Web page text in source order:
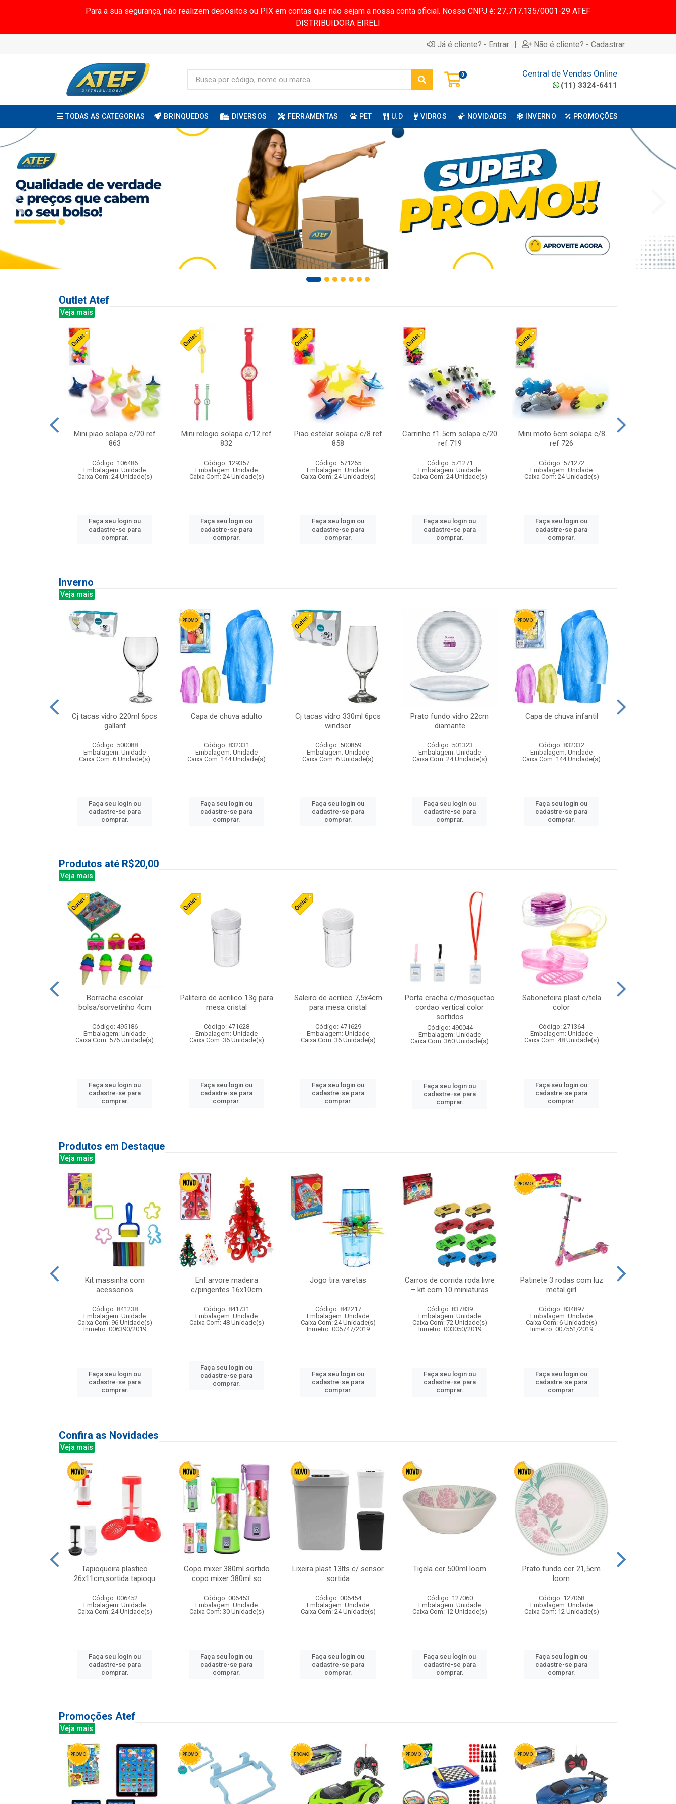
Para a sua segurança, não realizem depósitos ou PIX em contas que não sejam a nossa conta oficial. Nosso CNPJ é: 27.717.135/0001-29 ATEF
DISTRIBUIDORA EIRELI
Já é cliente? - Entrar | Não é cliente? - Cadastrar
0 Central de Vendas Online
(11) 3324-6411
TODAS AS CATEGORIAS BRINQUEDOS DIVERSOS FERRAMENTAS PET U.D VIDROS NOVIDADES INVERNO PROMOÇÕES
Outlet Atef
Veja mais
Mini piao solapa c/20 ref
863
Código: 106486
Embalagem: Unidade
Caixa Com: 24 Unidade(s)
Faça seu login ou
cadastre-se para
comprar.
Mini relogio solapa c/12 ref
832
Código: 129357
Embalagem: Unidade
Caixa Com: 24 Unidade(s)
Faça seu login ou
cadastre-se para
comprar.
Piao estelar solapa c/8 ref
858
Código: 571265
Embalagem: Unidade
Caixa Com: 24 Unidade(s)
Faça seu login ou
cadastre-se para
comprar.
Carrinho f1 5cm solapa c/20
ref 719
Código: 571271
Embalagem: Unidade
Caixa Com: 24 Unidade(s)
Faça seu login ou
cadastre-se para
comprar.
Mini moto 6cm solapa c/8
ref 726
Código: 571272
Embalagem: Unidade
Caixa Com: 24 Unidade(s)
Faça seu login ou
cadastre-se para
comprar.
Inverno
Veja mais
Cj tacas vidro 220ml 6pcs
gallant
Código: 500088
Embalagem: Unidade
Caixa Com: 6 Unidade(s)
Faça seu login ou
cadastre-se para
comprar.
Capa de chuva adulto
Código: 832331
Embalagem: Unidade
Caixa Com: 144 Unidade(s)
Faça seu login ou
cadastre-se para
comprar.
Cj tacas vidro 330ml 6pcs
windsor
Código: 500859
Embalagem: Unidade
Caixa Com: 6 Unidade(s)
Faça seu login ou
cadastre-se para
comprar.
Prato fundo vidro 22cm
diamante
Código: 501323
Embalagem: Unidade
Caixa Com: 24 Unidade(s)
Faça seu login ou
cadastre-se para
comprar.
Capa de chuva infantil
Código: 832332
Embalagem: Unidade
Caixa Com: 144 Unidade(s)
Faça seu login ou
cadastre-se para
comprar.
Produtos até R$20,00
Veja mais
Borracha escolar
bolsa/sorvetinho 4cm
Código: 495186
Embalagem: Unidade
Caixa Com: 576 Unidade(s)
Faça seu login ou
cadastre-se para
comprar.
Paliteiro de acrilico 13g para
mesa cristal
Código: 471628
Embalagem: Unidade
Caixa Com: 36 Unidade(s)
Faça seu login ou
cadastre-se para
comprar.
Saleiro de acrilico 7,5x4cm
para mesa cristal
Código: 471629
Embalagem: Unidade
Caixa Com: 36 Unidade(s)
Faça seu login ou
cadastre-se para
comprar.
Porta cracha c/mosquetao
cordao vertical color
sortidos
Código: 490044
Embalagem: Unidade
Caixa Com: 360 Unidade(s)
Faça seu login ou
cadastre-se para
comprar.
Saboneteira plast c/tela
color
Código: 271364
Embalagem: Unidade
Caixa Com: 48 Unidade(s)
Faça seu login ou
cadastre-se para
comprar.
Produtos em Destaque
Veja mais
Kit massinha com
acessorios
Código: 841238
Embalagem: Unidade
Caixa Com: 96 Unidade(s)
Inmetro: 006390/2019
Faça seu login ou
cadastre-se para
comprar.
Enf arvore madeira
c/pingentes 16x10cm
Código: 841731
Embalagem: Unidade
Caixa Com: 48 Unidade(s)
Faça seu login ou
cadastre-se para
comprar.
Jogo tira varetas
Código: 842217
Embalagem: Unidade
Caixa Com: 24 Unidade(s)
Inmetro: 006747/2019
Faça seu login ou
cadastre-se para
comprar.
Carros de corrida roda livre
– kit com 10 miniaturas
Código: 837839
Embalagem: Unidade
Caixa Com: 72 Unidade(s)
Inmetro: 003050/2019
Faça seu login ou
cadastre-se para
comprar.
Patinete 3 rodas com luz
metal girl
Código: 834897
Embalagem: Unidade
Caixa Com: 6 Unidade(s)
Inmetro: 007551/2019
Faça seu login ou
cadastre-se para
comprar.
Confira as Novidades
Veja mais
Tapioqueira plastico
26x11cm,sortida tapioqu
Código: 006452
Embalagem: Unidade
Caixa Com: 24 Unidade(s)
Faça seu login ou
cadastre-se para
comprar.
Copo mixer 380ml sortido
copo mixer 380ml so
Código: 006453
Embalagem: Unidade
Caixa Com: 30 Unidade(s)
Faça seu login ou
cadastre-se para
comprar.
Lixeira plast 13lts c/ sensor
sortida
Código: 006454
Embalagem: Unidade
Caixa Com: 24 Unidade(s)
Faça seu login ou
cadastre-se para
comprar.
Tigela cer 500ml loom
Código: 127060
Embalagem: Unidade
Caixa Com: 12 Unidade(s)
Faça seu login ou
cadastre-se para
comprar.
Prato fundo cer 21,5cm
loom
Código: 127068
Embalagem: Unidade
Caixa Com: 12 Unidade(s)
Faça seu login ou
cadastre-se para
comprar.
Promoções Atef
Veja mais